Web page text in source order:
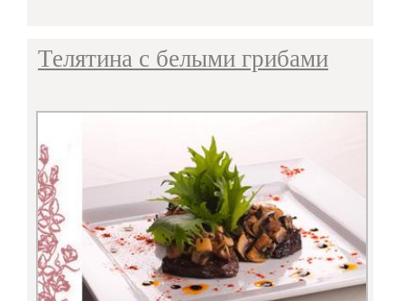
Телятина с белыми грибами